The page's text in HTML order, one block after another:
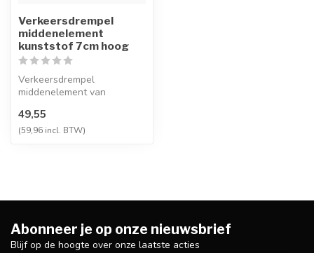
Verkeersdrempel
middenelement
kunststof 7cm hoog
Verkeersdrempel
middenelement van
verkrijgbaar in de kleur ...
49,55
(59,96 incl. BTW)
Abonneer je op onze nieuwsbrief
Blijf op de hoogte over onze laatste acties